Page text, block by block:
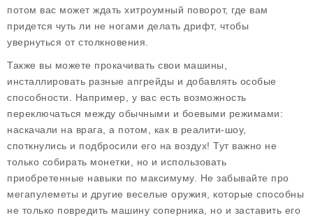
потом вас может ждать хитроумный поворот, где вам
придется чуть ли не ногами делать дрифт, чтобы
увернуться от столкновения.
Также вы можете прокачивать свои машины,
инсталлировать разные апгрейды и добавлять особые
способности. Например, у вас есть возможность
переключаться между обычными и боевыми режимами:
наскачали на врага, а потом, как в реалити-шоу,
споткнулись и подбросили его на воздух! Тут важно не
только собирать монетки, но и использовать
приобретенные навыки по максимуму. Не забывайте про
мегапулеметы и другие веселые оружия, которые способны
не только повредить машину соперника, но и заставить его